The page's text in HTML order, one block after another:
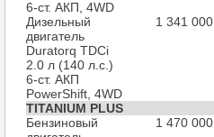
6-ст. АКП, 4WD
Дизельный
двигатель
Duratorq TDCi
2.0 л (140 л.с.)
6-ст. АКП
PowerShift, 4WD
1 341 000
TITANIUM PLUS
Бензиновый
1 470 000